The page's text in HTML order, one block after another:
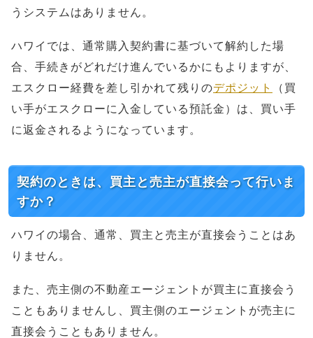
うシステムはありません。
ハワイでは、通常購入契約書に基づいて解約した場
合、手続きがどれだけ進んでいるかにもよりますが、
エスクロー経費を差し引かれて残りのデポジット
（買
い手がエスクローに入金している預託金）は、買い手
に返金されるようになっています。
契約のときは、買主と売主が直接会って行いま
すか？
ハワイの場合、通常、買主と売主が直接会うことはあ
りません。
また、売主側の不動産エージェントが買主に直接会う
こともありませんし、買主側のエージェントが売主に
直接会うこともありません。